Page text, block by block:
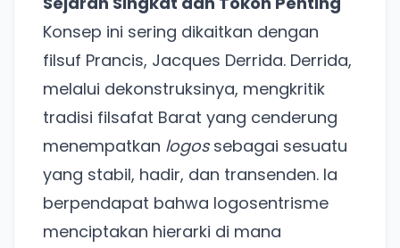
Konsep ini sering dikaitkan dengan
filsuf Prancis, Jacques Derrida. Derrida,
melalui dekonstruksinya, mengkritik
tradisi filsafat Barat yang cenderung
menempatkan logossebagai sesuatu
yang stabil, hadir, dan transenden. Ia
berpendapat bahwa logosentrisme
menciptakan hierarki di mana